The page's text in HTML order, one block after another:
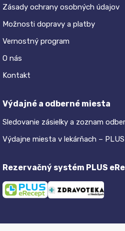
Zásady ochrany osobných údajov
Možnosti dopravy a platby
Vernostný program
O nás
Kontakt
Výdajné a odberné miesta
Sledovanie zásielky a zoznam
Výdajne miesta v lekárňach – PLUS
Rezervačný systém PLUS